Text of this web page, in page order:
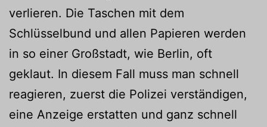
verlieren. Die Taschen mit dem
Schlüsselbund und allen Papieren werden
in so einer Großstadt, wie Berlin, oft
geklaut. In diesem Fall muss man schnell
reagieren, zuerst die Polizei verständigen,
eine Anzeige erstatten und ganz schnell